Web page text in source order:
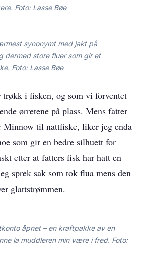
Foto: Lasse Bøe
synonymt med jakt på
dermed store fluer som gir et
Foto: Lasse Bøe
trøkk i fisken, og som vi forventet
ørretene på plass. Mens fatter
Minnow til nattfiske, liker jeg enda
som gir en bedre silhuett for
etter at fatters fisk har hatt en
sprek sak som tok flua mens den
glattstrømmen.
åpnet – en kraftpakke av en
la muddleren min være i fred. Foto: